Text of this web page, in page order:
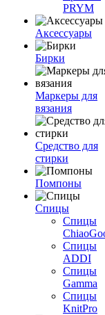
PRYM
Аксессуары
Бирки
Маркеры для
вязания
Средство для
стирки
Помпоны
Спицы
Спицы
Спицы
ADDI
Спицы
Gamma
Спицы
KnitPro